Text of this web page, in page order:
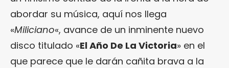
abordar su música, aquí nos llega
«Miliciano«, avance de un inminente nuevo
disco titulado «El Año De La Victoria» en el
que parece que le darán cañita brava a la